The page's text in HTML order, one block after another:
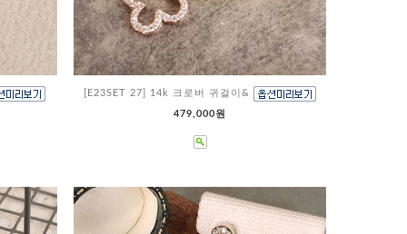
[E23SET 27] 14k 크로버 귀걸이&
479,000원